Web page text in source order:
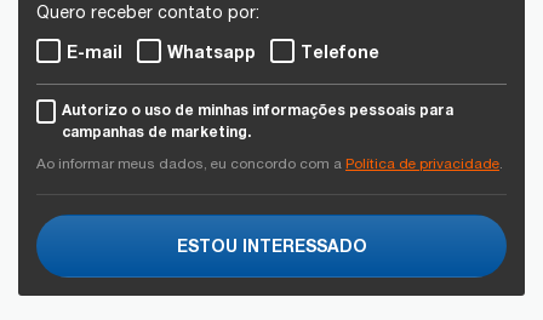
Quero receber contato por:
E-mail Whatsapp Telefone
Autorizo o uso de minhas informações pessoais para
campanhas de marketing.
Ao informar meus dados, eu concordo com a Política de privacidade
ESTOU INTERESSADO